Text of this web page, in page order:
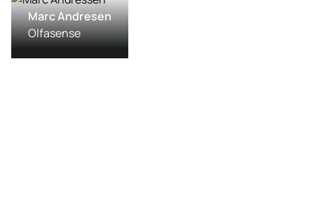
Dienstleistung
Marc Andresen
Olfasense